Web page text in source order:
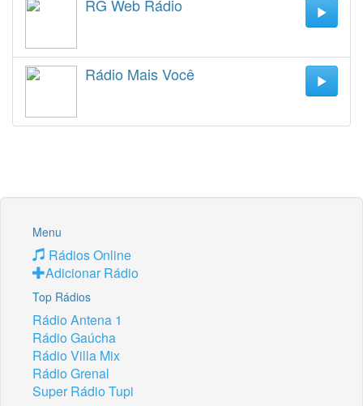
RG Web Rádio
Rádio Mais Você
Menu
Rádios Online
Adicionar Rádio
Top Rádios
Rádio Antena 1
Rádio Gaúcha
Rádio Villa Mix
Rádio Grenal
Super Rádio Tupi